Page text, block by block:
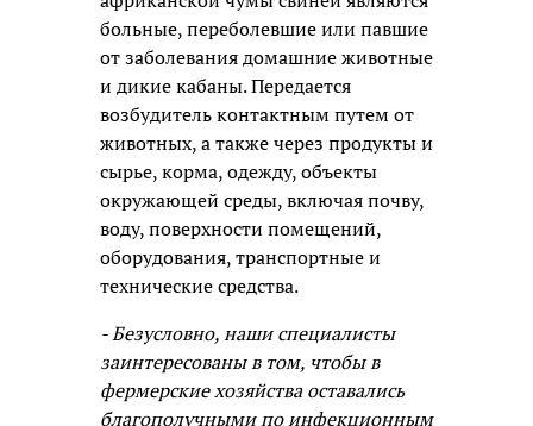
больные, переболевшие или павшие
от заболевания домашние животные
и дикие кабаны. Передается
возбудитель контактным путем от
животных, а также через продукты и
сырье, корма, одежду, объекты
окружающей среды, включая почву,
воду, поверхности помещений,
оборудования, транспортные и
технические средства.
- Безусловно, наши специалисты
заинтересованы в том, чтобы в
фермерские хозяйства оставались
благополучными по инфекционным